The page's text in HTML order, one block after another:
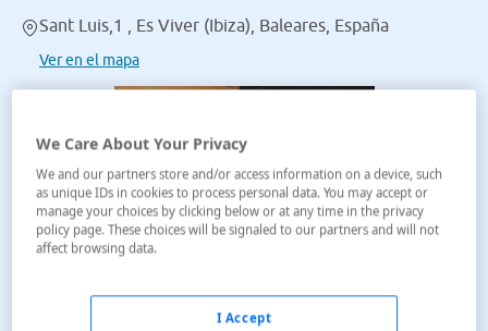
Sant Luis,1 , Es Viver (Ibiza), Baleares, España
Ver en el mapa
We Care About Your Privacy
We and our partners store and/or access information on a device, such
as unique IDs in cookies to process personal data. You may accept or
manage your choices by clicking below or at any time in the privacy
policy page. These choices will be signaled to our partners and will not
affect browsing data.
I Accept